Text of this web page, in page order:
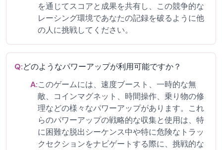
を通じてスコアと成果を共有し、この競争的な
レーシング環境であなたの記録を破るように他
の人に挑戦してください。
Q:どのようなパワーアップが利用可能ですか？
A:このゲームには、速度ブースト、一時的な無
敵、コインマグネット、時間操作、乗り物の修
理などの様々なパワーアップがあります。これ
らのパワーアップの戦略的な収集と使用は、特
に困難な脱出シーケンス中や特に危険なトラッ
クセクションをナビゲートする際に、挑戦的な